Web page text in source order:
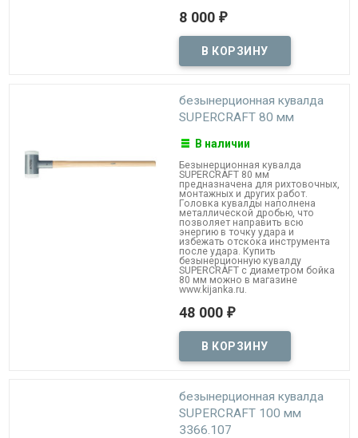
8 000 ₽
безынерционная кувалда
SUPERCRAFT 80 мм
В наличии
Безынерционная кувалда
SUPERCRAFT 80 мм
предназначена для рихтовочных,
монтажных и других работ.
Головка кувалды наполнена
металлической дробью, что
позволяет направить всю
энергию в точку удара и
избежать отскока инструмента
после удара. Купить
безынерционную кувалду
SUPERCRAFT с диаметром бойка
80 мм можно в магазине
www.kijanka.ru.
48 000 ₽
безынерционная кувалда
SUPERCRAFT 100 мм
3366.107